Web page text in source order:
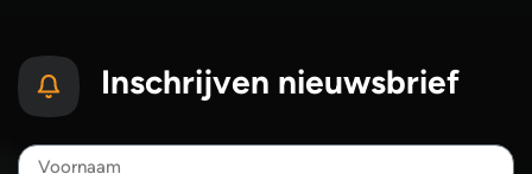
Inschrijven nieuwsbrief